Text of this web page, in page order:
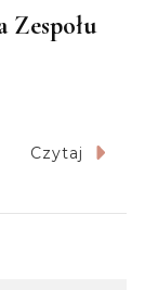
Zespołu
Czytaj